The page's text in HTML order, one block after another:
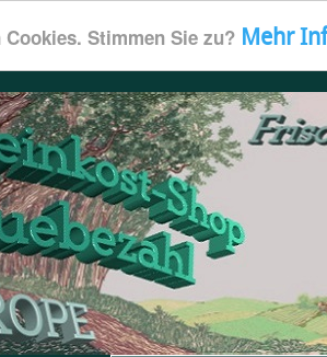
Stimmen Sie zu? Mehr